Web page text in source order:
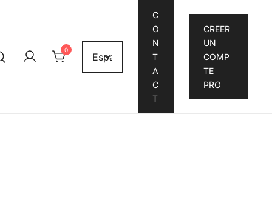
0
C
O
N
T
A
C
T
CREER
UN
COMP
TE
PRO